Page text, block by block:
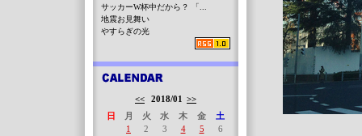
サッカーW杯中だから？ 「...
地震お見舞い
やすらぎの光
<< 2018/01 >>
日
月 火 水 木 金
土
1
2 3 4 5
6